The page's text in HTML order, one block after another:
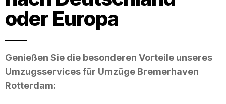
oder Europa
Genießen Sie die besonderen Vorteile unseres
Umzugsservices für Umzüge Bremerhaven
Rotterdam: